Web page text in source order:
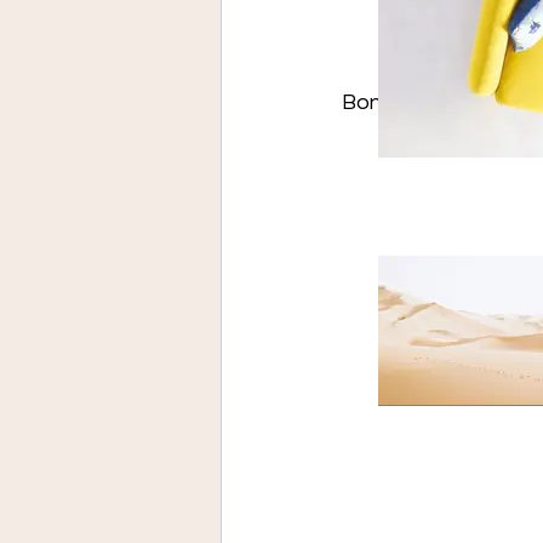
Bon crochet !